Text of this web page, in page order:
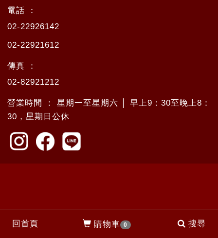
回首頁 購物車 0 搜尋
電話 ：
02-22926142
02-22921612
傳真 ：
02-82921212
營業時間 ： 星期一至星期六 │ 早上9：30至晚上8：
30，星期日公休